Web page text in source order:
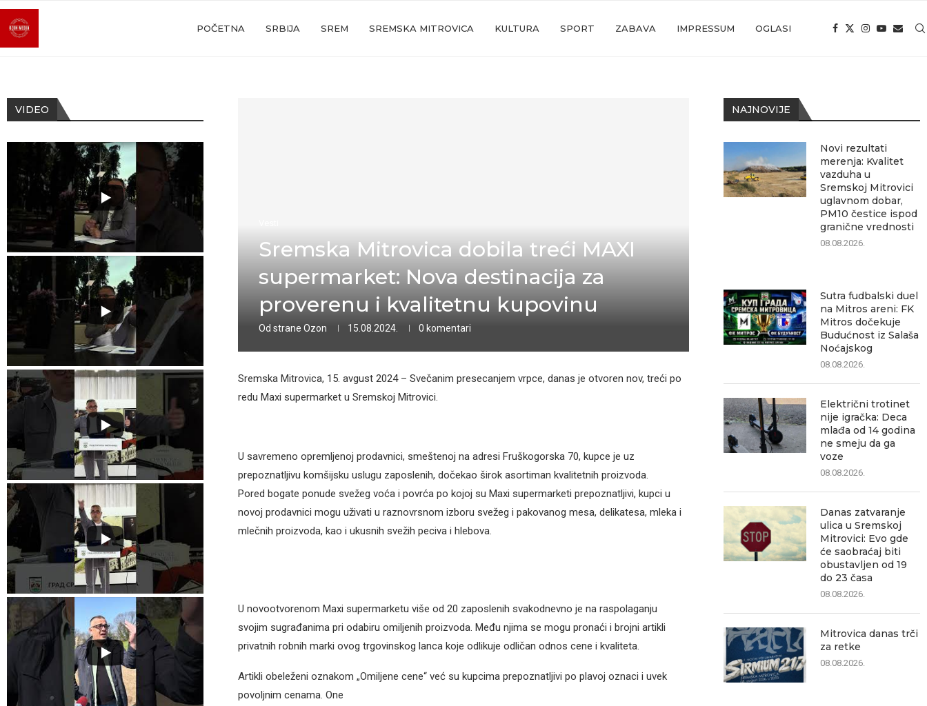
POČETNA SRBIJA SREM SREMSKA MITROVICA KULTURA SPORT ZABAVA IMPRESSUM OGLASI
Sremska Mitrovica dobila treći MAXI
supermarket: Nova destinacija za
proverenu i kvalitetnu kupovinu
Od strane Ozon 15.08.2024. 0 komentari
Sremska Mitrovica, 15. avgust 2024 – Svečanim presecanjem vrpce, danas je otvoren nov, treći po
redu Maxi supermarket u Sremskoj Mitrovici.
U savremeno opremljenoj prodavnici, smeštenoj na adresi Fruškogorska 70, kupce je uz
prepoznatljivu komšijsku uslugu zaposlenih, dočekao širok asortiman kvalitetnih proizvoda.
Pored bogate ponude svežeg voća i povrća po kojoj su Maxi supermarketi prepoznatljivi, kupci u
novoj prodavnici mogu uživati u raznovrsnom izboru svežeg i pakovanog mesa, delikatesa, mleka i
mlečnih proizvoda, kao i ukusnih svežih peciva i hlebova.
U novootvorenom Maxi supermarketu više od 20 zaposlenih svakodnevno je na raspolaganju
svojim sugrađanima pri odabiru omiljenih proizvoda. Među njima se mogu pronaći i brojni artikli
privatnih robnih marki ovog trgovinskog lanca koje odlikuje odličan odnos cene i kvaliteta.
Artikli obeleženi oznakom „Omiljene cene“ već su kupcima prepoznatljivi po plavoj oznaci i uvek
povoljnim cenama. One
NAJNOVIJE
Novi rezultati
merenja: Kvalitet
vazduha u
Sremskoj Mitrovici
uglavnom dobar,
PM10 čestice ispod
granične vrednosti
08.08.2026.
Sutra fudbalski duel
na Mitros areni: FK
Mitros dočekuje
Budućnost iz Salaša
Noćajskog
08.08.2026.
Električni trotinet
nije igračka: Deca
mlađa od 14 godina
ne smeju da ga
voze
08.08.2026.
Danas zatvaranje
ulica u Sremskoj
Mitrovici: Evo gde
će saobraćaj biti
obustavljen od 19
do 23 časa
08.08.2026.
Mitrovica danas trči
za retke
08.08.2026.
VIDEO